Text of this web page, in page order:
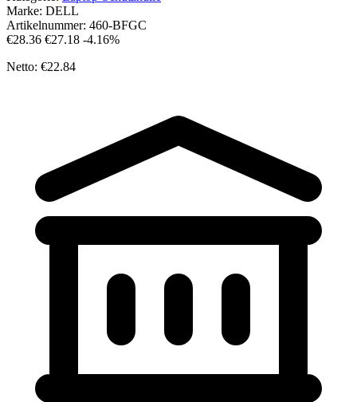
Marke: DELL
Artikelnummer: 460-BFGC
€28.36 €27.18 -4.16%
Netto: €22.84